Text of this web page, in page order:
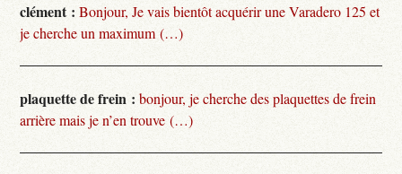
clément : Bonjour, Je vais bientôt acquérir une Varadero 125 et
je cherche un maximum (…)
plaquette de frein : bonjour, je cherche des plaquettes de frein
arrière mais je n’en trouve (…)